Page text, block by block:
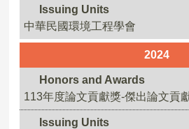
Issuing Units
中華民國環境工程學會
2024
Honors and Awards
113年度論文貢獻獎-傑出論文貢
Issuing Units